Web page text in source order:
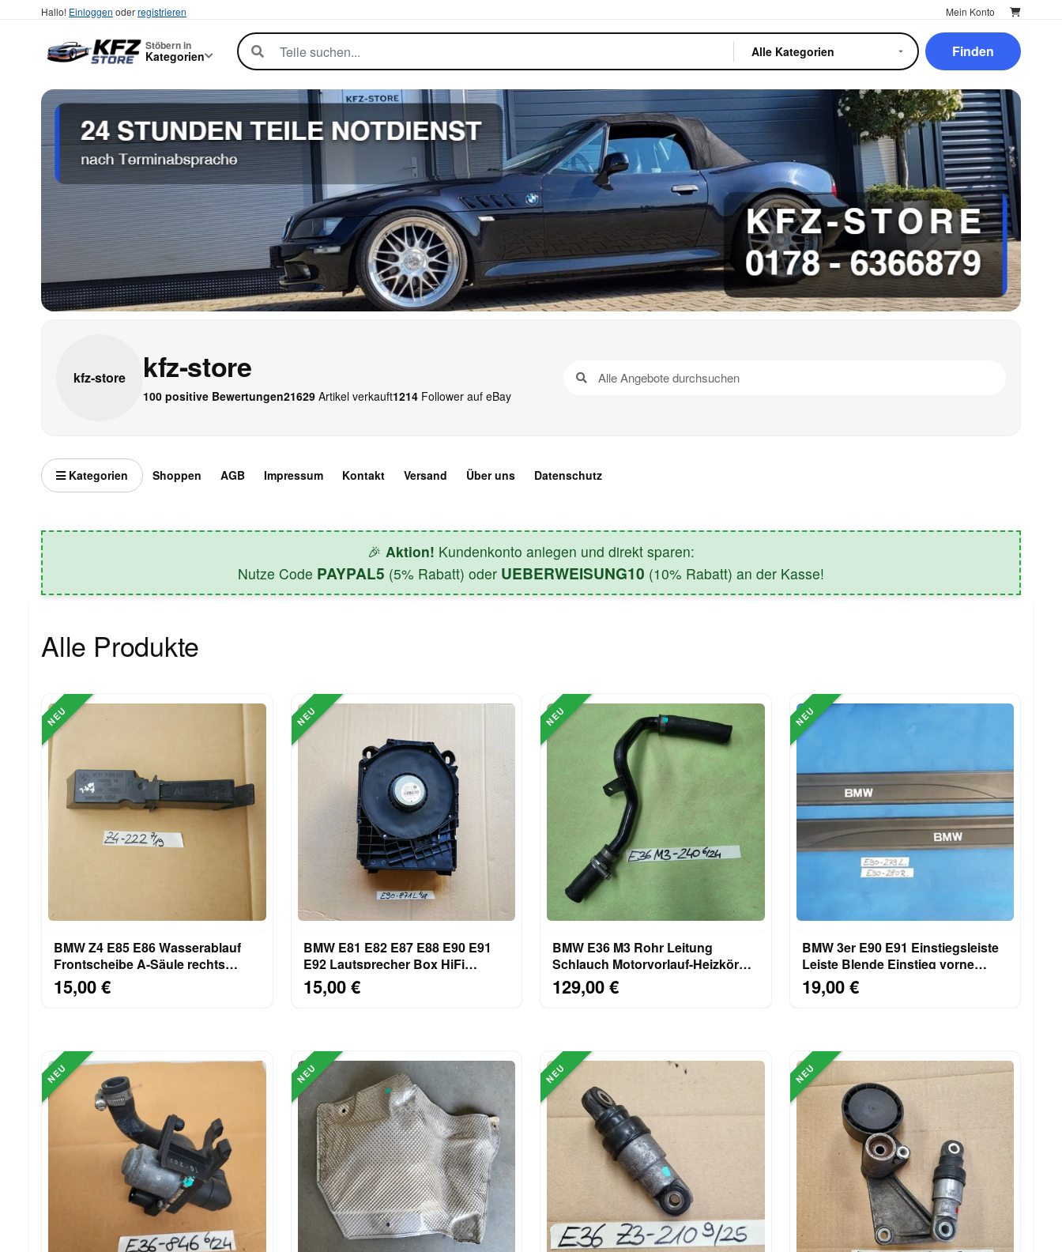
Hallo! Einloggen oderregistrieren Mein Konto
Stöbern in
Kategorien Finden
kfz-store kfz-store
100 positive Bewertungen21629 Artikel verkauft1214 Follower auf eBay
Kategorien Shoppen AGB Impressum Kontakt Versand Über uns Datenschutz
🎉 Aktion! Kundenkonto anlegen und direkt sparen:
Nutze Code PAYPAL5 (5% Rabatt) oder UEBERWEISUNG10 (10% Rabatt) an der Kasse!
Alle Produkte
NEU
BMW Z4 E85 E86 Wasserablauf
Frontscheibe A-Säule rechts
7018222
15,00 €
NEU
BMW E81 E82 E87 E88 E90 E91
E92 Lautsprecher Box HiFi
Zentralbass LINKS 6954871
15,00 €
NEU
BMW E36 M3 Rohr Leitung
Schlauch Motorvorlauf-Heizkörper
8391240
129,00 €
NEU
BMW 3er E90 E91 Einstiegsleiste
Leiste Blende Einstieg vorne
rechts + links
19,00 €
NEU NEU NEU NEU